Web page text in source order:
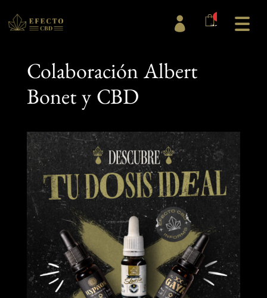
items

Colaboración Albert
Bonet y CBD